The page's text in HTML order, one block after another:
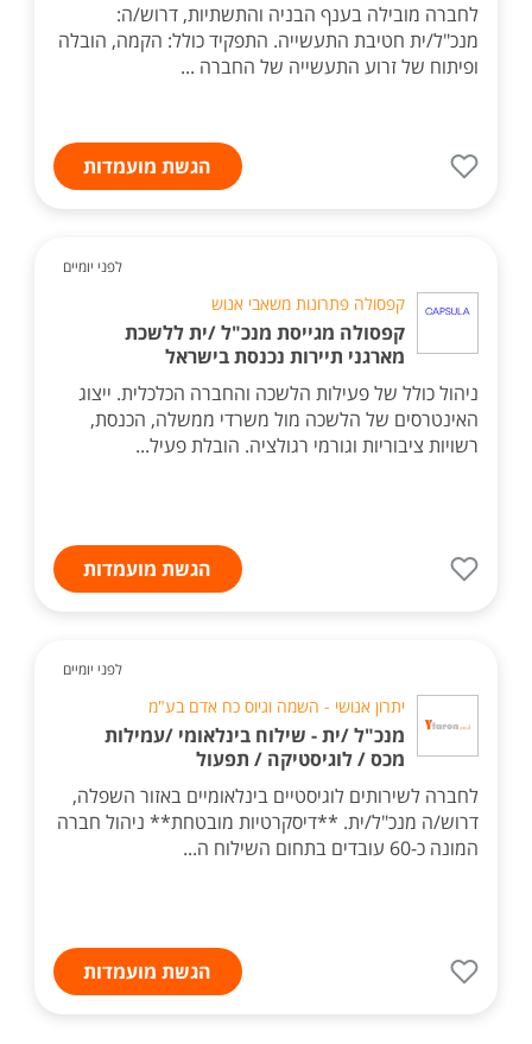
לחברה מובילה בענף הבניה והתשתיות, דרוש/ה:
מנכ"ל/ית חטיבת התעשייה. התפקיד כולל: הקמה, הובלה
ופיתוח של זרוע התעשייה של החברה ...
הגשת מועמדות
לפני יומיים
קפסולה פתרונות משאבי אנוש
קפסולה מגייסת מנכ"ל /ית ללשכת
מארגני תיירות נכנסת בישראל
ניהול כולל של פעילות הלשכה והחברה הכלכלית. ייצוג
האינטרסים של הלשכה מול משרדי ממשלה, הכנסת,
רשויות ציבוריות וגורמי רגולציה. הובלת פעיל...
הגשת מועמדות
לפני יומיים
יתרון אנושי - השמה וגיוס כח אדם בע"מ
מנכ"ל /ית - שילוח בינלאומי /עמילות
מכס / לוגיסטיקה / תפעול
לחברה לשירותים לוגיסטיים בינלאומיים באזור השפלה,
דרוש/ה מנכ"ל/ית. **דיסקרטיות מובטחת** ניהול חברה
המונה כ-60 עובדים בתחום השילוח ה...
הגשת מועמדות